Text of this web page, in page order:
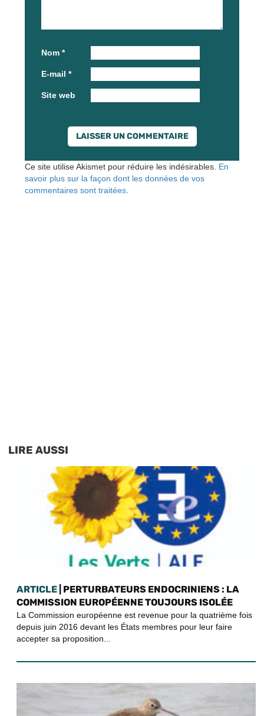
Nom *
E-mail *
Site web
Ce site utilise Akismet pour réduire les indésirables. En
savoir plus sur la façon dont les données de vos
commentaires sont traitées
LIRE AUSSI
ARTICLE | PERTURBATEURS ENDOCRINIENS : LA
COMMISSION EUROPÉENNE TOUJOURS ISOLÉE
La Commission européenne est revenue pour la quatrième fois
depuis juin 2016 devant les États membres pour leur faire
accepter sa proposition...